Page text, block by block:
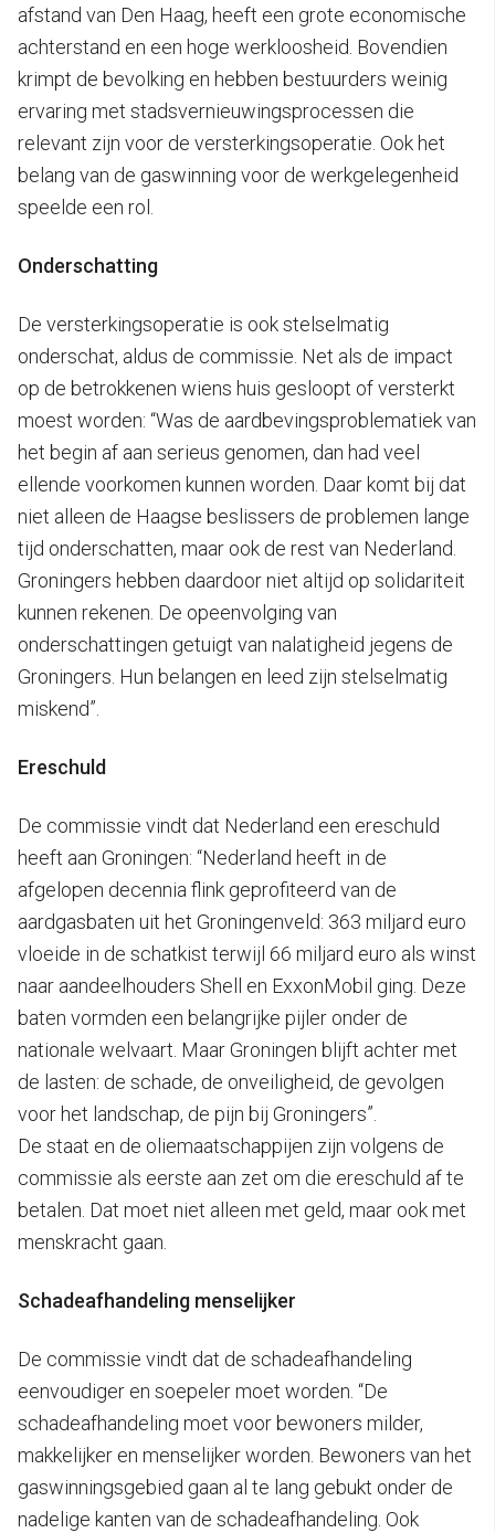
afstand van Den Haag, heeft een grote economische
achterstand en een hoge werkloosheid. Bovendien
krimpt de bevolking en hebben bestuurders weinig
ervaring met stadsvernieuwingsprocessen die
relevant zijn voor de versterkingsoperatie. Ook het
belang van de gaswinning voor de werkgelegenheid
speelde een rol.
Onderschatting
De versterkingsoperatie is ook stelselmatig
onderschat, aldus de commissie. Net als de impact
op de betrokkenen wiens huis gesloopt of versterkt
moest worden: “Was de aardbevingsproblematiek van
het begin af aan serieus genomen, dan had veel
ellende voorkomen kunnen worden. Daar komt bij dat
niet alleen de Haagse beslissers de problemen lange
tijd onderschatten, maar ook de rest van Nederland.
Groningers hebben daardoor niet altijd op solidariteit
kunnen rekenen. De opeenvolging van
onderschattingen getuigt van nalatigheid jegens de
Groningers. Hun belangen en leed zijn stelselmatig
miskend”.
Ereschuld
De commissie vindt dat Nederland een ereschuld
heeft aan Groningen: “Nederland heeft in de
afgelopen decennia flink geprofiteerd van de
aardgasbaten uit het Groningenveld: 363 miljard euro
vloeide in de schatkist terwijl 66 miljard euro als winst
naar aandeelhouders Shell en ExxonMobil ging. Deze
baten vormden een belangrijke pijler onder de
nationale welvaart. Maar Groningen blijft achter met
de lasten: de schade, de onveiligheid, de gevolgen
voor het landschap, de pijn bij Groningers”.
De staat en de oliemaatschappijen zijn volgens de
commissie als eerste aan zet om die ereschuld af te
betalen. Dat moet niet alleen met geld, maar ook met
menskracht gaan.
Schadeafhandeling menselijker
De commissie vindt dat de schadeafhandeling
eenvoudiger en soepeler moet worden. “De
schadeafhandeling moet voor bewoners milder,
makkelijker en menselijker worden. Bewoners van het
gaswinningsgebied gaan al te lang gebukt onder de
nadelige kanten van de schadeafhandeling. Ook